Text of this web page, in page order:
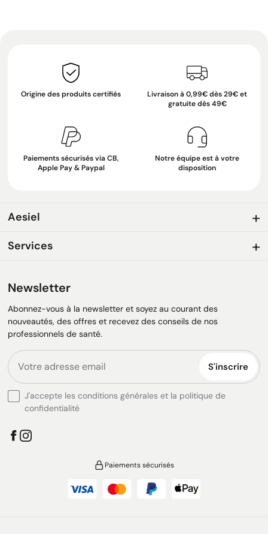
Origine des produits certifiés
Livraison à 0,99€ dès 29€ et
gratuite dès 49€
Paiements sécurisés via CB,
Apple Pay & Paypal
Notre équipe est à votre
disposition
Aesiel
Services
Newsletter
Abonnez-vous à la newsletter et soyez au courant des
nouveautés, des offres et recevez des conseils de nos
professionnels de santé.
S'inscrire
J'accepte les conditions générales et la politique de
confidentialité
Paiements sécurisés